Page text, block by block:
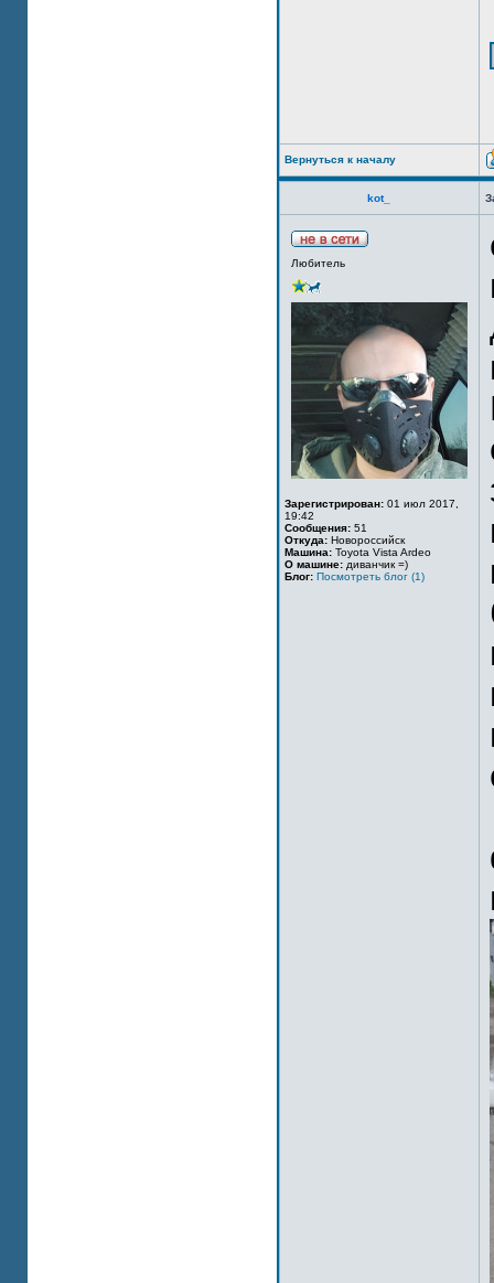
Вернуться к началу
kot_
Любитель
Зарегистрирован: 01 июл 2017,
19:42
Сообщения: 51
Откуда: Новороссийск
Машина: Toyota Vista Ardeo
О машине: диванчик =)
Блог: Посмотреть блог (1)